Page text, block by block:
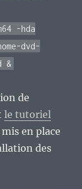
-hda
dvd-
&
de
le tutoriel
mis en place
des